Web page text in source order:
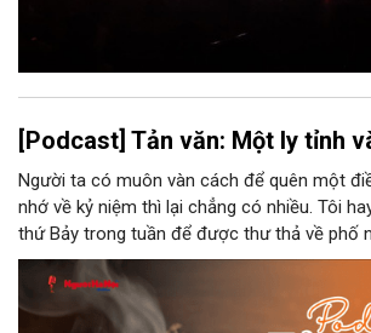
[Podcast] Tản văn: Một ly tỉnh
Người ta có muôn vàn cách để quên một
nhớ về kỷ niệm thì lại chẳng có nhiều. Tôi
thứ Bảy trong tuần để được thư thả về phố
đợi giọt đắng của đất đai, mưa nắng điểm
chiếc ly sứ như đợi thời gian mở cánh cửa